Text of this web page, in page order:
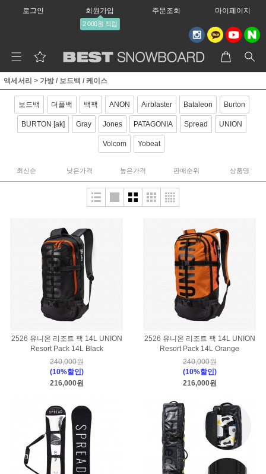
로그인 회원가입
2,000원 적립
주문조회 마이페이지
액세서리 > 가방 / 보드백 / 케이스
보드백 더플백 백팩 ANON Airblaster Bataleon Burton
BURTON [ak] Gray Jones PATAGONIA Spread UNION
Volcom Yobeat
최신순 낮은가격 높은가격 판매순위 상품명
2526 유니온 리조트 팩 14L UNION
Resort Pack 14L Black
240,000원
(10%할인)
216,000원
2526 유니온 리조트 팩 14L UNION
Resort Pack 14L Orange
240,000원
(10%할인)
216,000원